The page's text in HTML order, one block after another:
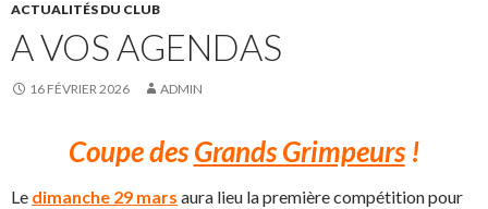
ACTUALITÉS DU CLUB
A VOS AGENDAS
16 FÉVRIER 2026 ADMIN
Coupe desGrands Grimpeurs!
Le dimanche 29 mars aura lieu la première compétition pour